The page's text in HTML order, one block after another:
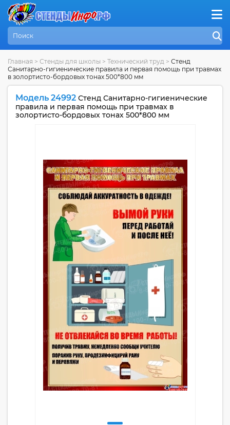
Главная > Стенды для школы > Технический труд > Стенд
Санитарно-гигиенические правила и первая помощь при травмах
в золортисто-бордовых тонах 500*800 мм
Модель 24992 Стенд Санитарно-гигиенические
правила и первая помощь при травмах в
золортисто-бордовых тонах 500*800 мм